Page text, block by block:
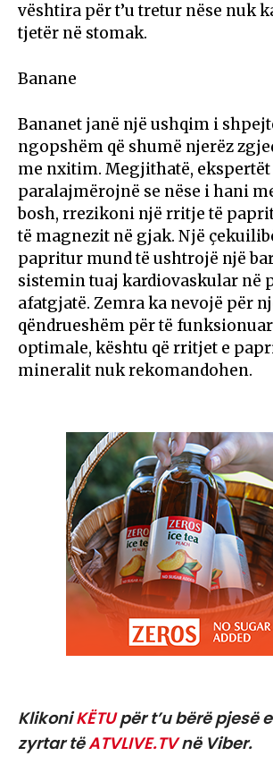
vështira për t’u tretur nëse nuk
tjetër në stomak.
Banane
Bananet janë një ushqim i
ngopshëm që shumë njerëz
me nxitim. Megjithatë, ekspertët
paralajmërojnë se nëse i hani
bosh, rrezikoni një rritje të
të magnezit në gjak. Një
papritur mund të ushtrojë një
sistemin tuaj kardiovaskular në
afatgjatë. Zemra ka nevojë për
qëndrueshëm për të
optimale, kështu që rritjet e
mineralit nuk rekomandohen.
KlikoniKËTUpër t’u bërë pjesë
zyrtar tëATVLIVE.TVnë Viber.